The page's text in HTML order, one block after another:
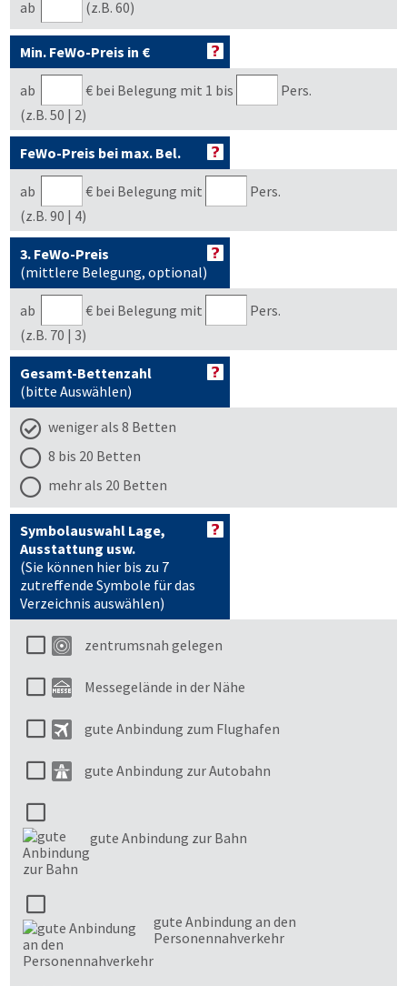
ab (z.B. 60)
Min. FeWo-Preis in €
ab € bei Belegung mit 1 bis
Pers.
(z.B. 50 | 2)
FeWo-Preis bei max. Bel.
ab € bei Belegung mit
Pers.
(z.B. 90 | 4)
3. FeWo-Preis
(mittlere Belegung, optional)
ab € bei Belegung mit
Pers.
(z.B. 70 | 3)
Gesamt-Bettenzahl
(bitte Auswählen)
weniger als 8 Betten
8 bis 20 Betten
mehr als 20 Betten
Symbolauswahl Lage,
Ausstattung usw.
(Sie können hier bis zu 7
zutreffende Symbole für das
Verzeichnis auswählen)
zentrumsnah gelegen
Messegelände in der Nähe
gute Anbindung zum Flughafen
gute Anbindung zur Autobahn
gute Anbindung zur Bahn
gute Anbindung an den
Personennahverkehr